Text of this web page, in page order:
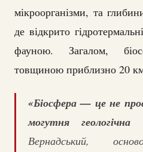
мікроорганізми, та
де відкрито
фауною. Загалом,
товщиною приблизно 20
«Біосфера — це не
могутня геологічна
Вернадський,